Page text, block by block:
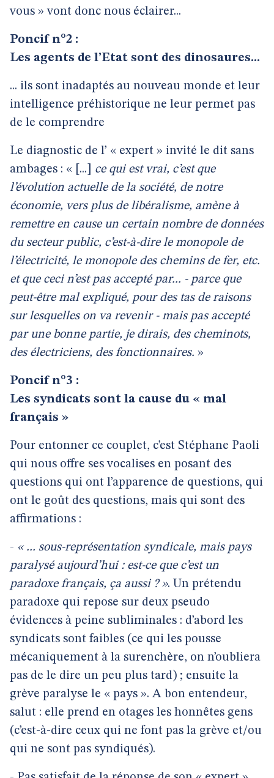
vous » vont donc nous éclairer...
Poncif n°2 :
Les agents de l’Etat sont des dinosaures...
... ils sont inadaptés au nouveau monde et leur
intelligence préhistorique ne leur permet pas
de le comprendre
Le diagnostic de l’ « expert » invité le dit sans
ambages : « [...] ce qui est vrai, c’est que
l’évolution actuelle de la société, de notre
économie, vers plus de libéralisme, amène à
remettre en cause un certain nombre de données
du secteur public, c’est-à-dire le monopole de
l’électricité, le monopole des chemins de fer, etc.
et que ceci n’est pas accepté par... - parce que
peut-être mal expliqué, pour des tas de raisons
sur lesquelles on va revenir - mais pas accepté
par une bonne partie, je dirais, des cheminots,
des électriciens, des fonctionnaires. »
Poncif n°3 :
Les syndicats sont la cause du « mal
français »
Pour entonner ce couplet, c’est Stéphane Paoli
qui nous offre ses vocalises en posant des
questions qui ont l’apparence de questions, qui
ont le goût des questions, mais qui sont des
affirmations :
- « ... sous-représentation syndicale, mais pays
paralysé aujourd’hui : est-ce que c’est un
paradoxe français, ça aussi ? ». Un prétendu
paradoxe qui repose sur deux pseudo
évidences à peine subliminales : d’abord les
syndicats sont faibles (ce qui les pousse
mécaniquement à la surenchère, on n’oubliera
pas de le dire un peu plus tard) ; ensuite la
grève paralyse le « pays ». A bon entendeur,
salut : elle prend en otages les honnêtes gens
(c’est-à-dire ceux qui ne font pas la grève et/ou
qui ne sont pas syndiqués).